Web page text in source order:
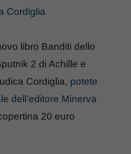
Cordiglia
libro Banditi dello
2 di Achille e
Cordiglia, potete
dell’editore Minerva
20 euro